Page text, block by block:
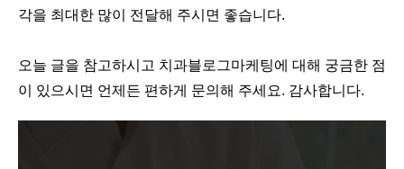
각을 최대한 많이 전달해 주시면 좋습니다.
오늘 글을 참고하시고 치과블로그마케팅에 대해 궁금한 점
이 있으시면 언제든 편하게 문의해 주세요. 감사합니다.